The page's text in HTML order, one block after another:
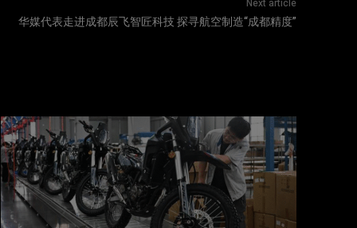
Next article
华媒代表走进成都辰飞智匠科技 探寻航空制造“成都精度”